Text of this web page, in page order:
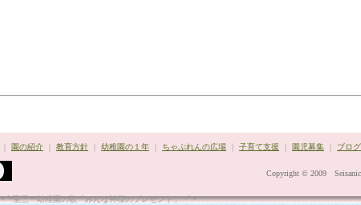
園の紹介 教育方針 幼稚園の１年 ちゃぷれんの広場 子育て支援 園児募集 ブログ
*¨`•聖三一幼稚園の歌「みんな神様のプレゼント」"•´¨*
Copyright © 2009